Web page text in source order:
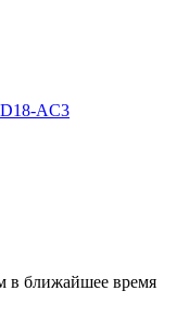
AC3
в ближайшее время